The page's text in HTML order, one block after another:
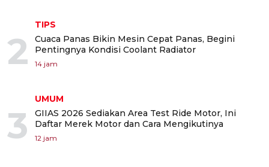
2
TIPS
Cuaca Panas Bikin Mesin Cepat Panas, Begini
Pentingnya Kondisi Coolant Radiator
14 jam
3
UMUM
GIIAS 2026 Sediakan Area Test Ride Motor, Ini
Daftar Merek Motor dan Cara Mengikutinya
12 jam